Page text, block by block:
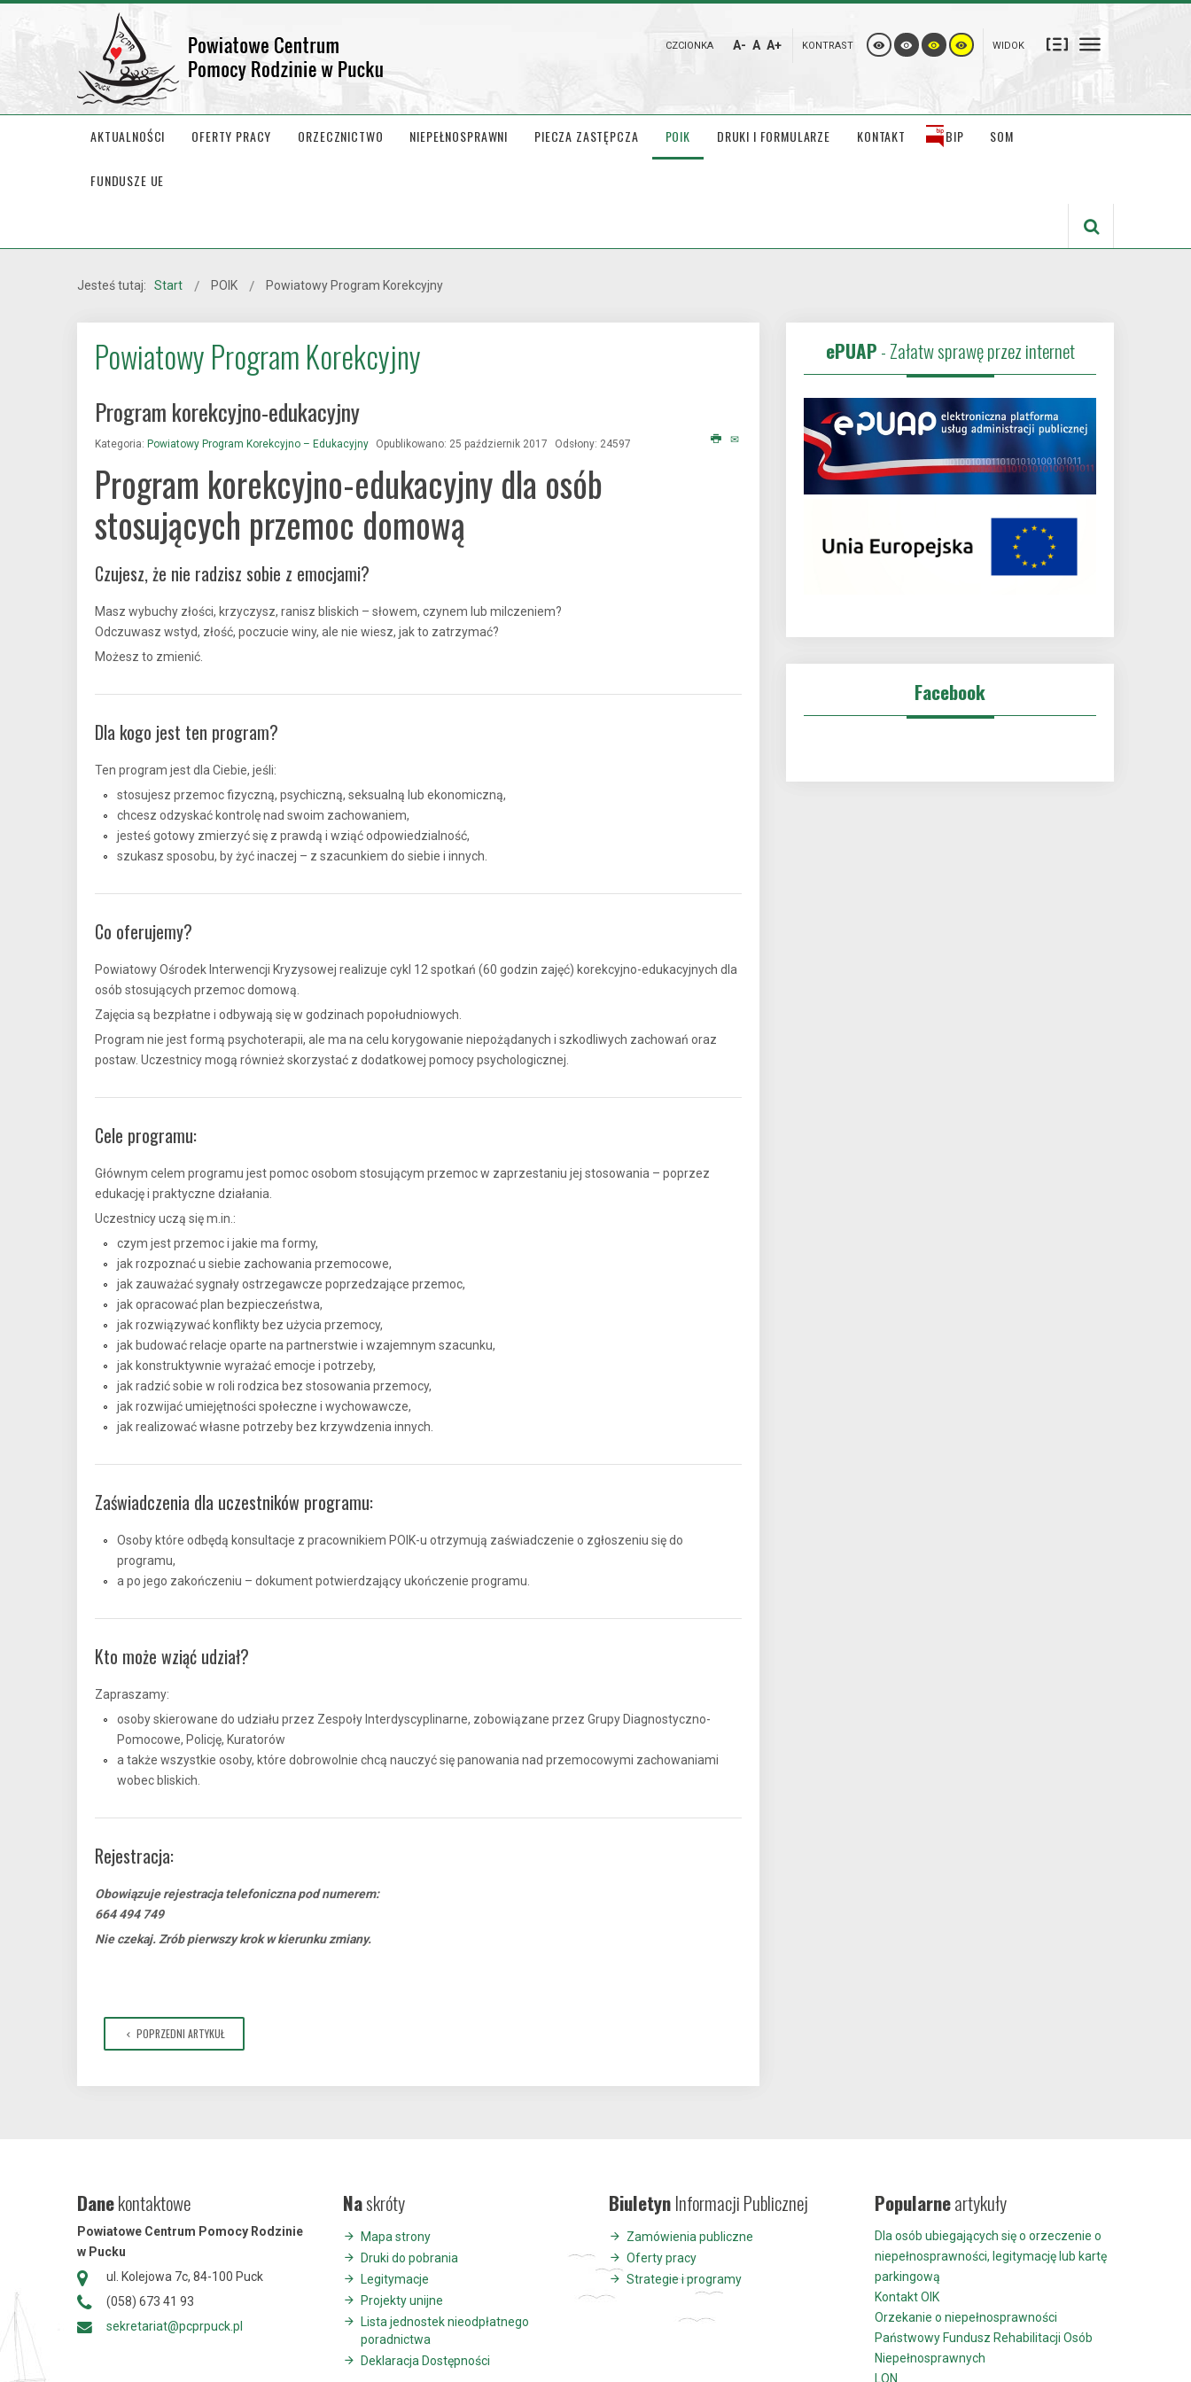
CZCIONKA A- A A+ KONTRAST WIDOK
AKTUALNOŚCI OFERTY PRACY ORZECZNICTWO NIEPEŁNOSPRAWNI PIECZA ZASTĘPCZA POIK DRUKI I FORMULARZE KONTAKT BIP SOM
FUNDUSZE UE
Jesteś tutaj: Start POIK Powiatowy Program Korekcyjny
Powiatowy Program Korekcyjny
Program korekcyjno-edukacyjny
Kategoria: Powiatowy Program Korekcyjno – Edukacyjny Opublikowano: 25 październik 2017 Odsłony: 24597
Program korekcyjno-edukacyjny dla osób
stosujących przemoc domową
Czujesz, że nie radzisz sobie z emocjami?
Masz wybuchy złości, krzyczysz, ranisz bliskich – słowem, czynem lub milczeniem?
Odczuwasz wstyd, złość, poczucie winy, ale nie wiesz, jak to zatrzymać?
Możesz to zmienić.
Dla kogo jest ten program?
Ten program jest dla Ciebie, jeśli:
stosujesz przemoc fizyczną, psychiczną, seksualną lub ekonomiczną,
chcesz odzyskać kontrolę nad swoim zachowaniem,
jesteś gotowy zmierzyć się z prawdą i wziąć odpowiedzialność,
szukasz sposobu, by żyć inaczej – z szacunkiem do siebie i innych.
Co oferujemy?
Powiatowy Ośrodek Interwencji Kryzysowej realizuje cykl 12 spotkań (60 godzin zajęć) korekcyjno-edukacyjnych dla
osób stosujących przemoc domową.
Zajęcia są bezpłatne i odbywają się w godzinach popołudniowych.
Program nie jest formą psychoterapii, ale ma na celu korygowanie niepożądanych i szkodliwych zachowań oraz
postaw. Uczestnicy mogą również skorzystać z dodatkowej pomocy psychologicznej.
Cele programu:
Głównym celem programu jest pomoc osobom stosującym przemoc w zaprzestaniu jej stosowania – poprzez
edukację i praktyczne działania.
Uczestnicy uczą się m.in.:
czym jest przemoc i jakie ma formy,
jak rozpoznać u siebie zachowania przemocowe,
jak zauważać sygnały ostrzegawcze poprzedzające przemoc,
jak opracować plan bezpieczeństwa,
jak rozwiązywać konflikty bez użycia przemocy,
jak budować relacje oparte na partnerstwie i wzajemnym szacunku,
jak konstruktywnie wyrażać emocje i potrzeby,
jak radzić sobie w roli rodzica bez stosowania przemocy,
jak rozwijać umiejętności społeczne i wychowawcze,
jak realizować własne potrzeby bez krzywdzenia innych.
Zaświadczenia dla uczestników programu:
Osoby które odbędą konsultacje z pracownikiem POIK-u otrzymują zaświadczenie o zgłoszeniu się do
programu,
a po jego zakończeniu – dokument potwierdzający ukończenie programu.
Kto może wziąć udział?
Zapraszamy:
osoby skierowane do udziału przez Zespoły Interdyscyplinarne, zobowiązane przez Grupy Diagnostyczno-
Pomocowe, Policję, Kuratorów
a także wszystkie osoby, które dobrowolnie chcą nauczyć się panowania nad przemocowymi zachowaniami
wobec bliskich.
Rejestracja:
Obowiązuje rejestracja telefoniczna pod numerem:
664 494 749
Nie czekaj. Zrób pierwszy krok w kierunku zmiany.
POPRZEDNI ARTYKUŁ
ePUAP- Załatw sprawę przez internet
Facebook
Danekontaktowe
Powiatowe Centrum Pomocy Rodzinie
w Pucku
ul. Kolejowa 7c, 84-100 Puck
(058) 673 41 93
sekretariat@pcprpuck.pl
Naskróty
Mapa strony
Druki do pobrania
Legitymacje
Projekty unijne
Lista jednostek nieodpłatnego
poradnictwa
Deklaracja Dostępności
BiuletynInformacji Publicznej
Zamówienia publiczne
Oferty pracy
Strategie i programy
Popularneartykuły
Dla osób ubiegających się o orzeczenie o
niepełnosprawności, legitymację lub kartę
parkingową
Kontakt OIK
Orzekanie o niepełnosprawności
Państwowy Fundusz Rehabilitacji Osób
Niepełnosprawnych
LON